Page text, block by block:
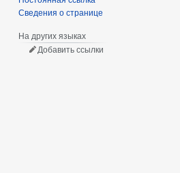
Сведения о странице
На других языках
Добавить ссылки